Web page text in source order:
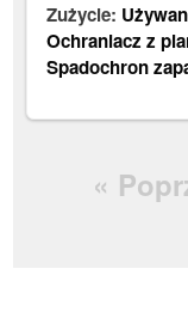
Zużycie:
Ochraniacz z
Spadochron